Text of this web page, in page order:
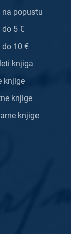
na popustu
do 5 €
do 10 €
knjiga
knjige
knjige
knjige